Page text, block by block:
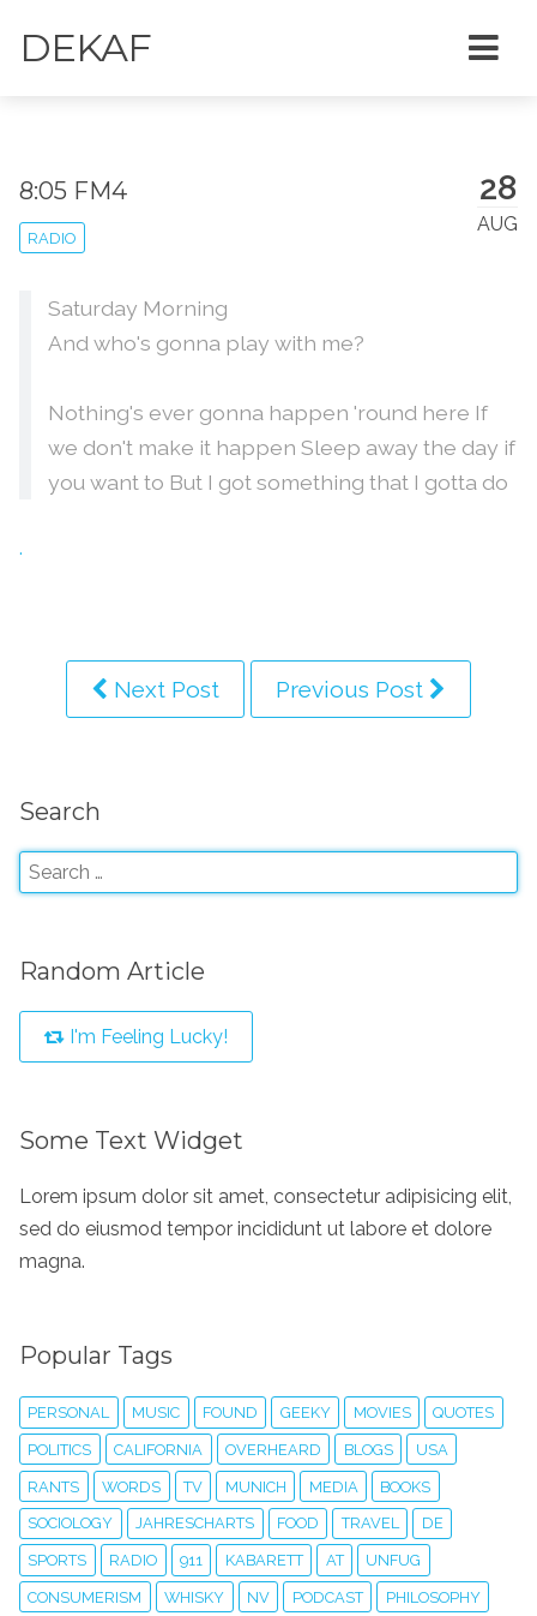
DEKAF
28
AUG
8:05 FM4
RADIO
Saturday Morning
And who's gonna play with me?
Nothing's ever gonna happen 'round here If
we don't make it happen Sleep away the day if
you want to But I got something that I gotta do
.
Next Post Previous Post
Search
Random Article
I'm Feeling Lucky!
Some Text Widget
Lorem ipsum dolor sit amet, consectetur adipisicing elit,
sed do eiusmod tempor incididunt ut labore et dolore
magna.
Popular Tags
PERSONAL MUSIC FOUND GEEKY MOVIES QUOTES
POLITICS CALIFORNIA OVERHEARD BLOGS USA
RANTS WORDS TV MUNICH MEDIA BOOKS
SOCIOLOGY JAHRESCHARTS FOOD TRAVEL DE
SPORTS RADIO 911 KABARETT AT UNFUG
CONSUMERISM WHISKY NV PODCAST PHILOSOPHY